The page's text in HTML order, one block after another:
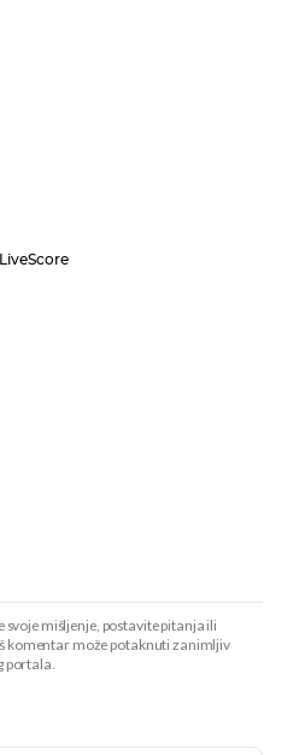
mišljenje, postavite pitanja ili
komentar može potaknuti zanimljiv
portala.